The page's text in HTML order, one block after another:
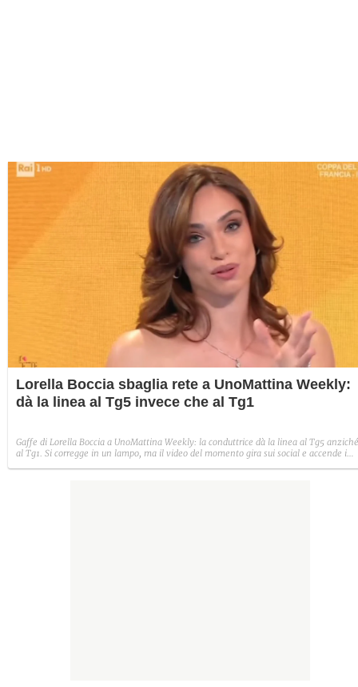
Lorella Boccia sbaglia rete a UnoMattina Weekly:
dà la linea al Tg5 invece che al Tg1
Gaffe di Lorella Boccia a UnoMattina Weekly: la conduttrice dà la linea al Tg5 anziché
al Tg1. Si corregge in un lampo, ma il video del momento gira sui social e accende i